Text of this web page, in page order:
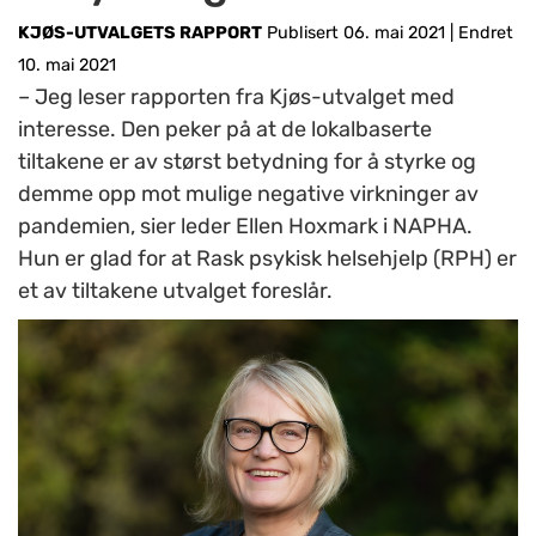
KJØS-UTVALGETS RAPPORT Publisert 06. mai 2021
Endret
10. mai 2021
– Jeg leser rapporten fra Kjøs-utvalget med
interesse. Den peker på at de lokalbaserte
tiltakene er av størst betydning for å styrke og
demme opp mot mulige negative virkninger av
pandemien, sier leder Ellen Hoxmark i NAPHA.
Hun er glad for at Rask psykisk helsehjelp (RPH) er
et av tiltakene utvalget foreslår.